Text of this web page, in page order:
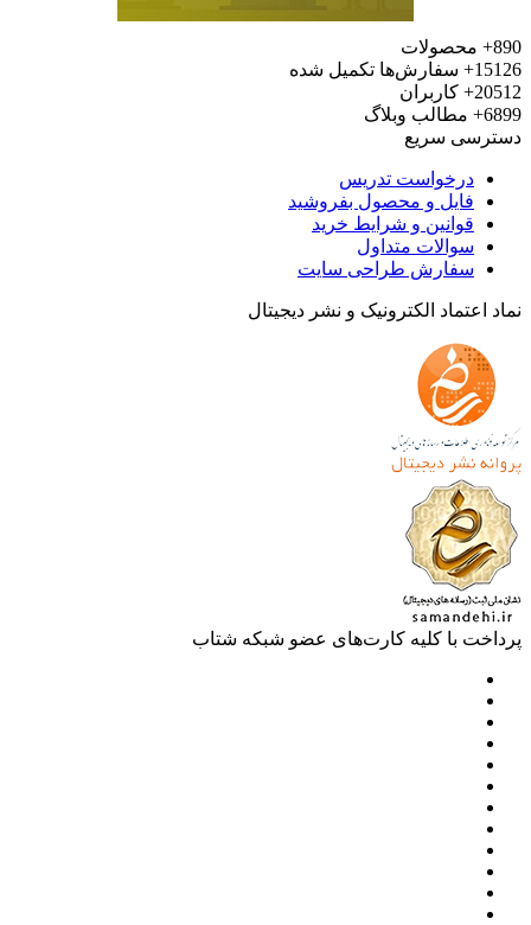
محصولات
سفارش‌ها تکمیل شده
کاربران
مطالب وبلاگ
سریع
درخواست تدریس
فایل و محصول بفروشید
قوانین و شرایط خرید
سوالات متداول
سفارش طراحی سایت
اعتماد الکترونیک و نشر دیجیتال
با کلیه کارت‌های عضو شبکه شتاب